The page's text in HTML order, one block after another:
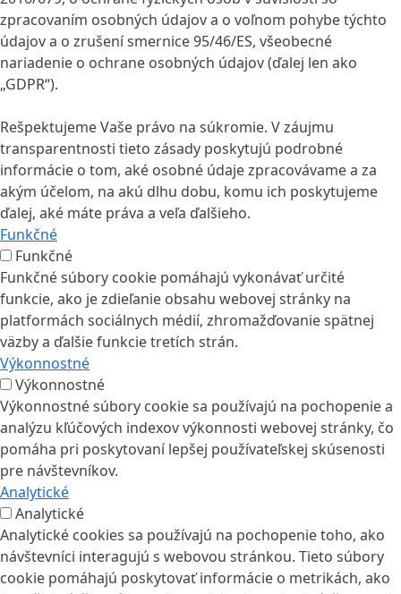
zpracovaním osobných údajov a o voľnom pohybe týchto
údajov a o zrušení smernice 95/46/ES, všeobecné
nariadenie o ochrane osobných údajov (ďalej len ako
„GDPR“).
Rešpektujeme Vaše právo na súkromie. V záujmu
transparentnosti tieto zásady poskytujú podrobné
informácie o tom, aké osobné údaje zpracovávame a za
akým účelom, na akú dlhu dobu, komu ich poskytujeme
ďalej, aké máte práva a veľa ďalšieho.
Funkčné
Funkčné
Funkčné súbory cookie pomáhajú vykonávať určité
funkcie, ako je zdieľanie obsahu webovej stránky na
platformách sociálnych médií, zhromažďovanie spätnej
väzby a ďalšie funkcie tretích strán.
Výkonnostné
Výkonnostné
Výkonnostné súbory cookie sa používajú na pochopenie a
analýzu kľúčových indexov výkonnosti webovej stránky, čo
pomáha pri poskytovaní lepšej používateľskej skúsenosti
pre návštevníkov.
Analytické
Analytické
Analytické cookies sa používajú na pochopenie toho, ako
návštevníci interagujú s webovou stránkou. Tieto súbory
cookie pomáhajú poskytovať informácie o metrikách, ako